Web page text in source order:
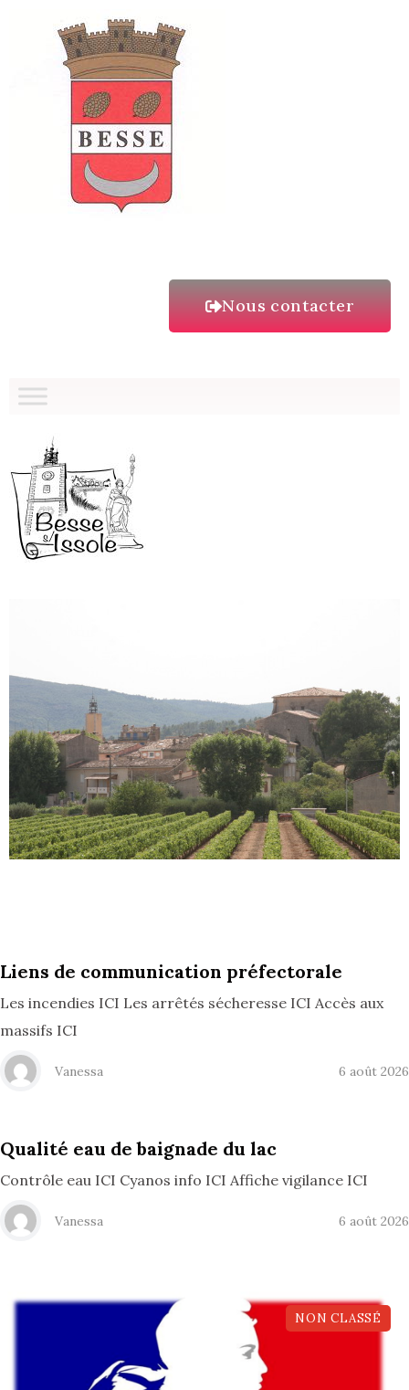
Nous contacter
Liens de communication préfectorale
Les incendies ICI Les arrêtés sécheresse ICI Accès aux
massifs ICI
Vanessa 6 août 2026
Qualité eau de baignade du lac
Contrôle eau ICI Cyanos info ICI Affiche vigilance ICI
Vanessa 6 août 2026
NON CLASSÉ